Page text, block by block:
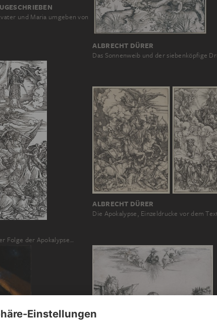
und Maria umgeben von
ALBRECHT DÜRER
Das Sonnenweib und der siebenköpfige
Folge der Apokalypse…
ALBRECHT DÜRER
Die Apokalypse, Einzeldrucke vor dem